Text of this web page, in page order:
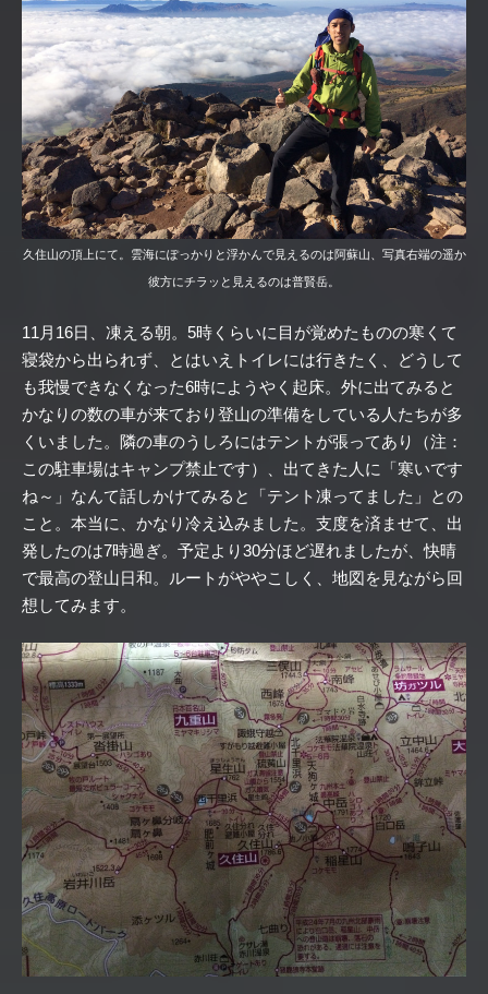
久住山の頂上にて。雲海にぽっかりと浮かんで見えるのは阿蘇山、写真右端の遥か
彼方にチラッと見えるのは普賢岳。
11月16日、凍える朝。5時くらいに目が覚めたものの寒くて
寝袋から出られず、とはいえトイレには行きたく、どうして
も我慢できなくなった6時にようやく起床。外に出てみると
かなりの数の車が来ており登山の準備をしている人たちが多
くいました。隣の車のうしろにはテントが張ってあり（注：
この駐車場はキャンプ禁止です）、出てきた人に「寒いです
ね～」なんて話しかけてみると「テント凍ってました」との
こと。本当に、かなり冷え込みました。支度を済ませて、出
発したのは7時過ぎ。予定より30分ほど遅れましたが、快晴
で最高の登山日和。ルートがややこしく、地図を見ながら回
想してみます。